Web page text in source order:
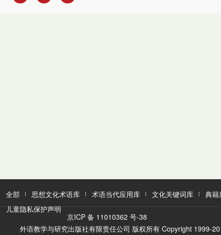
全部 思想文化术语库 术语当代应用库 文化关键词库
典籍
儿童隐私保护声明
京ICP 备 11010362 号-38
外语教学与研究出版社有限责任公司 版权所有 Copyright 1999-